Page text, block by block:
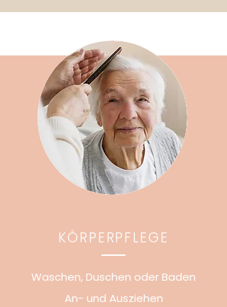
KÖRPERPFLEGE
Waschen, Duschen oder Baden
An- und Ausziehen